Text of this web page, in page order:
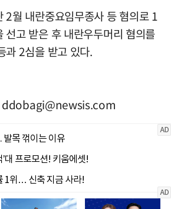
2월 내란중요임무종사 등 혐의로 1
선고 받은 후 내란우두머리 혐의를
과 2심을 받고 있다.
ddobagi@newsis.com